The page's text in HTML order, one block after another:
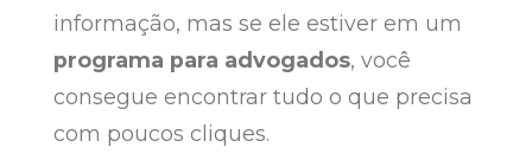
informação, mas se ele estiver em um
programa para advogados, você
consegue encontrar tudo o que precisa
com poucos cliques.